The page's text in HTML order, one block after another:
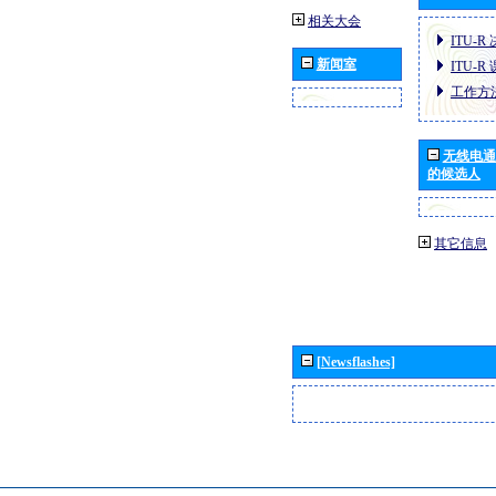
相关大会
新闻室
ITU-R
ITU-R
工作方
无线电
的候选人
其它信息
[Newsflashes]